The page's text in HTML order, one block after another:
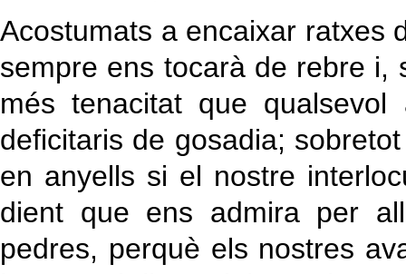
Acostumats a encaixar ratxes
sempre ens tocarà de rebre i,
més tenacitat que
deficitaris de gosadia;
en anyells si el nostre
dient que ens admira per
pedres, perquè els nostres